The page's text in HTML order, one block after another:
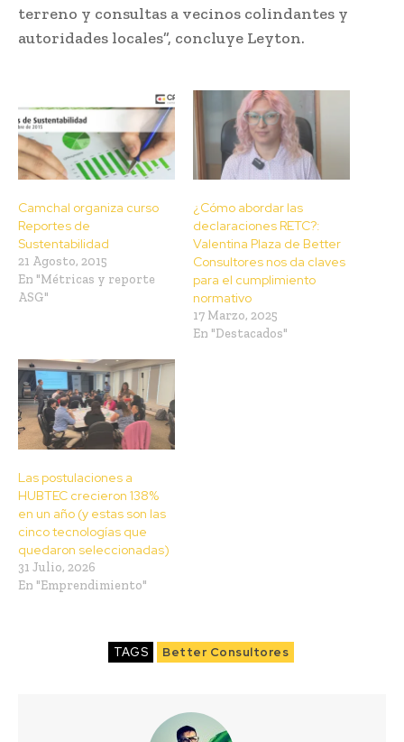
terreno y consultas a vecinos colindantes y
autoridades locales”, concluye Leyton.
Camchal organiza curso
Reportes de
Sustentabilidad
21 Agosto, 2015
En "Métricas y reporte
ASG"
¿Cómo abordar las
declaraciones RETC?:
Valentina Plaza de Better
Consultores nos da claves
para el cumplimiento
normativo
17 Marzo, 2025
En "Destacados"
Las postulaciones a
HUBTEC crecieron 138%
en un año (y estas son las
cinco tecnologías que
quedaron seleccionadas)
31 Julio, 2026
En "Emprendimiento"
TAGS Better Consultores